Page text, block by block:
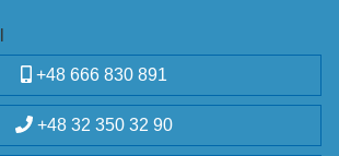
+48 666 830 891
+48 32 350 32 90